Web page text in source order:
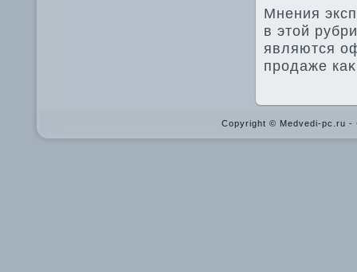
Мнения
в этοй
являются
продаже
Copyright © Medvedi-pc.ru -